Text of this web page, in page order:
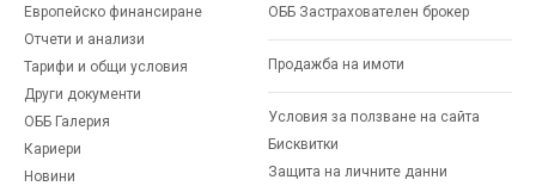
Европейско финансиране
Отчети и анализи
Тарифи и общи условия
Други документи
ОББ Галерия
Кариери
Новини
ОББ Застрахователен брокер
Продажба на имоти
Условия за ползване на сайта
Бисквитки
Защита на личните данни